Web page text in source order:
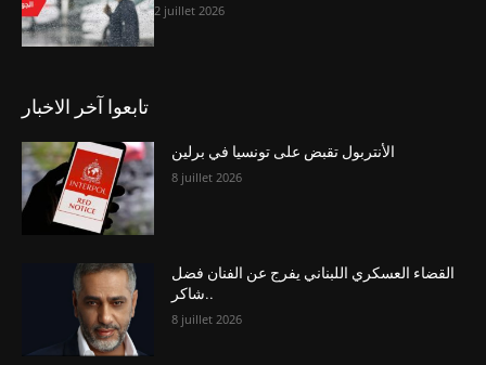
2 juillet 2026
تابعوا آخر الاخبار
الأنتربول تقبض على تونسيا في برلين
8 juillet 2026
القضاء العسكري اللبناني يفرج عن الفنان فضل
شاكر..
8 juillet 2026